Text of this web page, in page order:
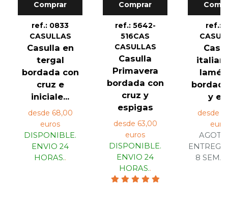
Comprar
ref.: 0833
CASULLAS
Casulla en
tergal
bordada con
cruz e
iniciale...
desde 68,00
euros
DISPONIBLE.
ENVIO 24
HORAS..
Comprar
ref.: 5642-
516CAS
CASULLAS
Casulla
Primavera
bordada con
cruz y
espigas
desde 63,00
euros
DISPONIBLE.
ENVIO 24
HORAS..
ref.:
lamé
y
desde
8